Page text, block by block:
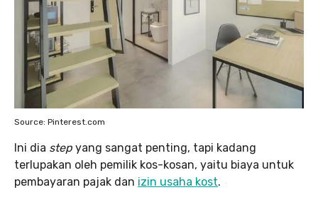
Source: Pinterest.com
Ini dia step yang sangat penting, tapi kadang
terlupakan oleh pemilik kos-kosan, yaitu biaya untuk
pembayaran pajak dan izin usaha kost.